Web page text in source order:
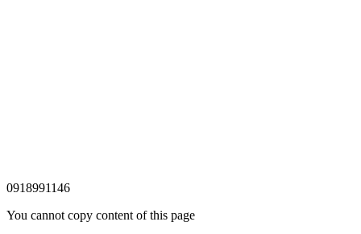
0918991146
You cannot copy content of this page